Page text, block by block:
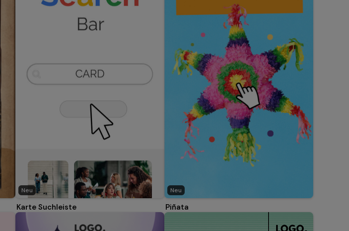
Neu
Karte Suchleiste
Neu
Piñata